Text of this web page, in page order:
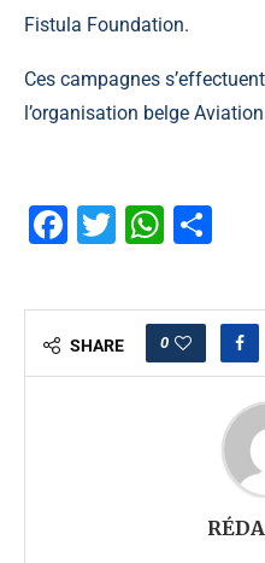
Fistula Foundation.
Ces campagnes
l’organisation belge
Facebook
Twitter
SHARE 0